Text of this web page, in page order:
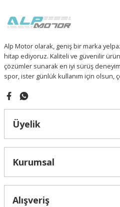
Alp Motor olarak, geniş bir marka
hitap ediyoruz. Kaliteli ve güvenilir
çözümler sunarak en iyi sürüş
spor, ister günlük kullanım için olsun,
Üyelik
Kurumsal
Alışveriş